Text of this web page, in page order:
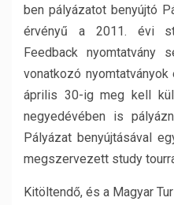
ben pályázatot benyújtó
érvényű a 2011. évi
Feedback nyomtatvány
vonatkozó
április 30-ig meg kell
negyedévében is
Pályázat benyújtásával
megszervezett study
Kitöltendő, és a Magyar